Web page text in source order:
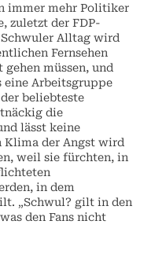
immer mehr Politiker
zuletzt der FDP-
Alltag wird
Fernsehen
müssen, und
eine Arbeitsgruppe
beliebteste
die
lässt keine
Klima der Angst wird
weil sie fürchten, in
in dem
„Schwul? gilt in den
den Fans nicht